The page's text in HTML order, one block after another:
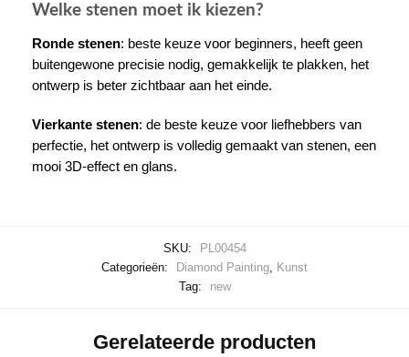
Welke stenen moet ik kiezen?
Ronde stenen: beste keuze voor beginners, heeft geen
buitengewone precisie nodig, gemakkelijk te plakken, het
ontwerp is beter zichtbaar aan het einde.
Vierkante stenen: de beste keuze voor liefhebbers van
perfectie, het ontwerp is volledig gemaakt van stenen, een
mooi 3D-effect en glans.
SKU:
PL00454
Categorieën:
Diamond Painting, Kunst
Tag:
new
Gerelateerde producten